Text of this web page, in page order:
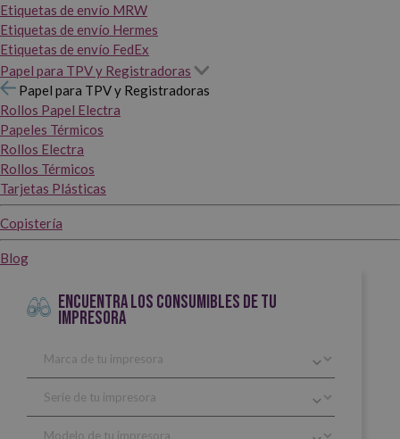
Etiquetas de envío MRW
Etiquetas de envío Hermes
Etiquetas de envío FedEx
Papel para TPV y Registradoras
Papel para TPV y Registradoras
Rollos Papel Electra
Papeles Térmicos
Rollos Electra
Rollos Térmicos
Tarjetas Plásticas
Copistería
Blog
ENCUENTRA LOS CONSUMIBLES DE TU
IMPRESORA